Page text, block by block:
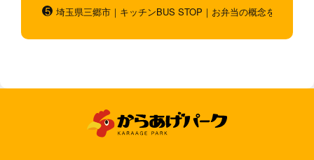
埼玉県三郷市｜キッチンBUS STOP｜お弁当の概念を超越！